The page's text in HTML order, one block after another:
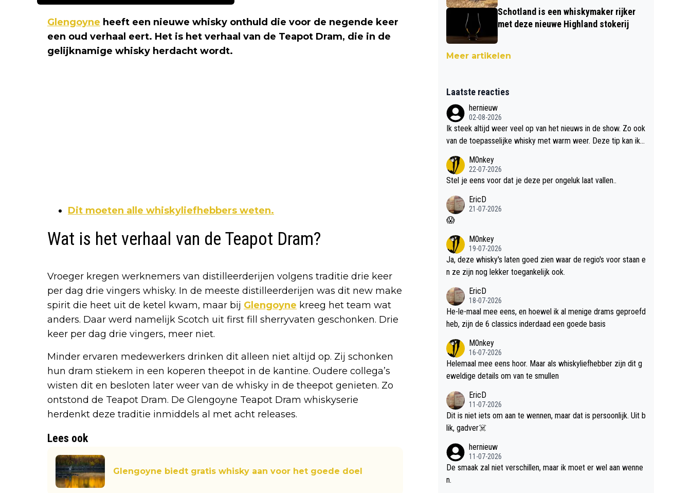
Glengoyne heeft een nieuwe whisky onthuld die voor de negende keer
een oud verhaal eert. Het is het verhaal van de Teapot Dram, die in de
gelijknamige whisky herdacht wordt.
Dit moeten alle whiskyliefhebbers weten.
Wat is het verhaal van de Teapot Dram?
Vroeger kregen werknemers van distilleerderijen volgens traditie drie keer
per dag drie vingers whisky. In de meeste distilleerderijen was dit new make
spirit die heet uit de ketel kwam, maar bij Glengoyne kreeg het team wat
anders. Daar werd namelijk Scotch uit first fill sherryvaten geschonken. Drie
keer per dag drie vingers, meer niet.
Minder ervaren medewerkers drinken dit alleen niet altijd op. Zij schonken
hun dram stiekem in een koperen theepot in de kantine. Oudere collega’s
wisten dit en besloten later weer van de whisky in de theepot genieten. Zo
ontstond de Teapot Dram. De Glengoyne Teapot Dram whiskyserie
herdenkt deze traditie inmiddels al met acht releases.
Lees ook
Glengoyne biedt gratis whisky aan voor het goede doel
Schotland is een whiskymaker rijker
met deze nieuwe Highland stokerij
Meer artikelen
Laatste reacties
hernieuw
02-08-2026
Ik steek altijd weer veel op van het nieuws in de show. Zo ook
van de toepasselijke whisky met warm weer. Deze tip kan ik
M0nkey
22-07-2026
Stel je eens voor dat je deze per ongeluk laat vallen..
EricD
21-07-2026
😱
M0nkey
19-07-2026
Ja, deze whisky's laten goed zien waar de regio's voor staan e
n ze zijn nog lekker toegankelijk ook.
EricD
18-07-2026
He-le-maal mee eens, en hoewel ik al menige drams geproefd
heb, zijn de 6 classics inderdaad een goede basis
M0nkey
16-07-2026
Helemaal mee eens hoor. Maar als whiskyliefhebber zijn dit g
eweldige details om van te smullen
EricD
11-07-2026
Dit is niet iets om aan te wennen, maar dat is persoonlijk. Uit b
lik, gadver☠️
hernieuw
11-07-2026
De smaak zal niet verschillen, maar ik moet er wel aan wenne
n.